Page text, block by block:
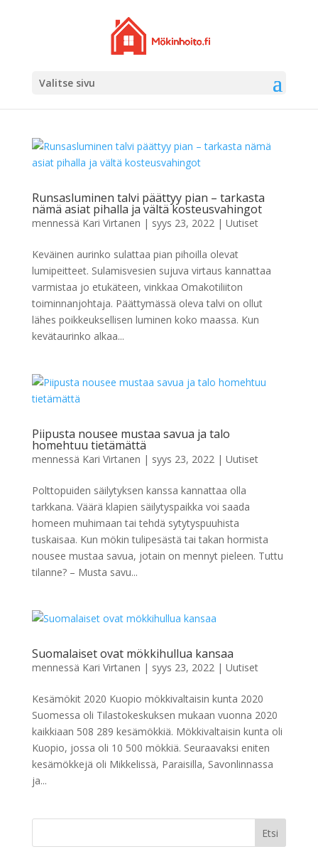
Valitse sivu
Runsasluminen talvi päättyy pian – tarkasta
nämä asiat pihalla ja vältä kosteusvahingot
mennessä Kari Virtanen | syys 23, 2022| Uutiset
Keväinen aurinko sulattaa pian pihoilla olevat
lumipeitteet. Sulamisvesien sujuva virtaus kannattaa
varmistaa jo etukäteen, vinkkaa Omakotiliiton
toiminnanjohtaja. Päättymässä oleva talvi on ollut
lähes poikkeuksellisen luminen koko maassa. Kun
kevätaurinko alkaa...
Piipusta nousee mustaa savua ja talo
homehtuu tietämättä
mennessä Kari Virtanen | syys 23, 2022| Uutiset
Polttopuiden säilytyksen kanssa kannattaa olla
tarkkana. Väärä klapien säilytyspaikka voi saada
homeen muhimaan tai tehdä sytytyspuuhista
tuskaisaa. Kun mökin tulipesästä tai takan hormista
nousee mustaa savua, jotain on mennyt pieleen. Tuttu
tilanne? – Musta savu...
Suomalaiset ovat mökkihullua kansaa
mennessä Kari Virtanen | syys 23, 2022| Uutiset
Kesämökit 2020 Kuopio mökkivaltaisin kunta 2020
Suomessa oli Tilastokeskuksen mukaan vuonna 2020
kaikkiaan 508 289 kesämökkiä. Mökkivaltaisin kunta oli
Kuopio, jossa oli 10 500 mökkiä. Seuraavaksi eniten
kesämökkejä oli Mikkelissä, Paraisilla, Savonlinnassa
ja...
Etsi